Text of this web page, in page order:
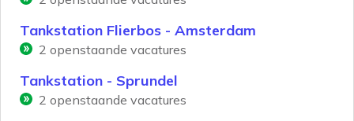
Tankstation Flierbos - Amsterdam
2 openstaande vacatures
Tankstation - Sprundel
2 openstaande vacatures